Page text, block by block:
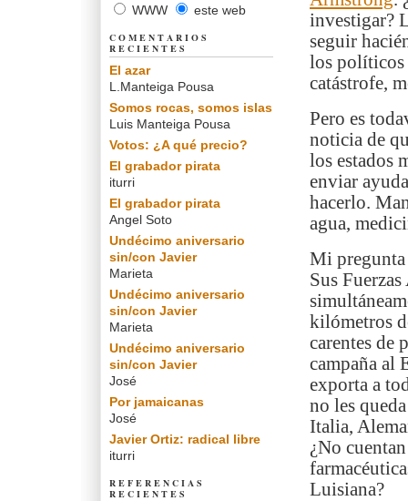
investigar?
seguir
los políticos
catástrofe,
Pero es
noticia de
los estados
enviar
hacerlo.
agua,
Mi pregunta
Sus
kilómetros
carentes de
campaña al
exporta a
no les
Italia,
¿No
Luisiana?
WWW este web
COMENTARIOS
RECIENTES
El azar
L.Manteiga Pousa
Somos rocas, somos islas
Luis Manteiga Pousa
Votos: ¿A qué precio?
El grabador pirata
iturri
El grabador pirata
Angel Soto
Undécimo aniversario
sin/con Javier
Marieta
Undécimo aniversario
sin/con Javier
Marieta
Undécimo aniversario
sin/con Javier
José
Por jamaicanas
José
Javier Ortiz: radical libre
iturri
REFERENCIAS
RECIENTES